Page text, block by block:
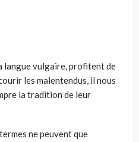
langue vulgaire, profitent de
les malentendus, il nous
la tradition de leur
ne peuvent que